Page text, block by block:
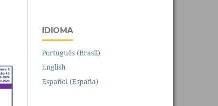
IDIOMA
Português (Brasil)
English
Español (España)